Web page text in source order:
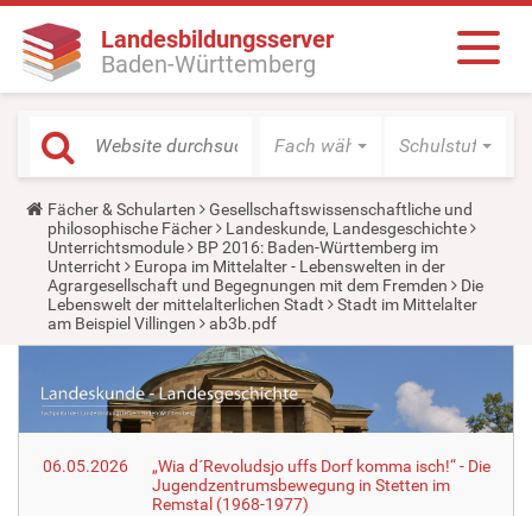
Landesbildungsserver
Baden-Württemberg
Fach wählen Schulstufe
Y
o
u
a
r
e
h
e
:
Fächer & Schularten
Gesellschaftswissenschaftliche und
philosophische Fächer
Landeskunde, Landesgeschichte
Unterrichtsmodule
BP 2016: Baden-Württemberg im
Unterricht
Europa im Mittelalter - Lebenswelten in der
Agrargesellschaft und Begegnungen mit dem Fremden
Die
Lebenswelt der mittelalterlichen Stadt
Stadt im Mittelalter
am Beispiel Villingen
ab3b.pdf
06.05.2026
„Wia d´Revoludsjo uffs Dorf komma isch!“ - Die
Jugendzentrumsbewegung in Stetten im
Remstal (1968-1977)